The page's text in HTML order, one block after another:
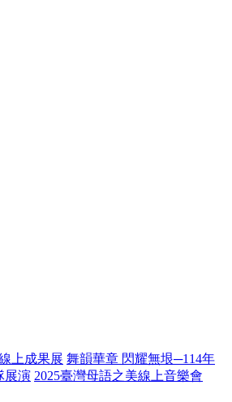
上成果展 舞韻華章 閃耀無垠─114年
展演 2025臺灣母語之美線上音樂會